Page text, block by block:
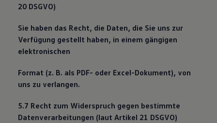
20 DSGVO)
Sie haben das Recht, die Daten, die Sie uns zur
Verfügung gestellt haben, in einem gängigen
elektronischen
Format (z. B. als PDF- oder Excel-Dokument), von
uns zu verlangen.
5.7 Recht zum Widerspruch gegen bestimmte
Datenverarbeitungen (laut Artikel 21 DSGVO)